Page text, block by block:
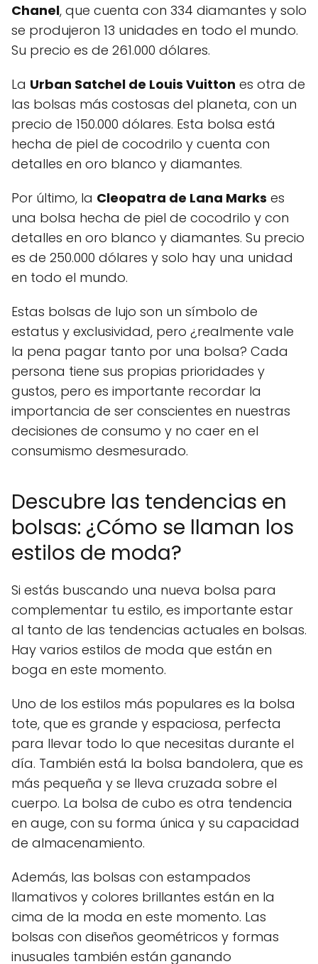
Chanel, que cuenta con 334 diamantes y solo
se produjeron 13 unidades en todo el mundo.
Su precio es de 261.000 dólares.
La Urban Satchel de Louis Vuitton es otra de
las bolsas más costosas del planeta, con un
precio de 150.000 dólares. Esta bolsa está
hecha de piel de cocodrilo y cuenta con
detalles en oro blanco y diamantes.
Por último, la Cleopatra de Lana Marks es
una bolsa hecha de piel de cocodrilo y con
detalles en oro blanco y diamantes. Su precio
es de 250.000 dólares y solo hay una unidad
en todo el mundo.
Estas bolsas de lujo son un símbolo de
estatus y exclusividad, pero ¿realmente vale
la pena pagar tanto por una bolsa? Cada
persona tiene sus propias prioridades y
gustos, pero es importante recordar la
importancia de ser conscientes en nuestras
decisiones de consumo y no caer en el
consumismo desmesurado.
Descubre las tendencias en
bolsas: ¿Cómo se llaman los
estilos de moda?
Si estás buscando una nueva bolsa para
complementar tu estilo, es importante estar
al tanto de las tendencias actuales en bolsas.
Hay varios estilos de moda que están en
boga en este momento.
Uno de los estilos más populares es la bolsa
tote, que es grande y espaciosa, perfecta
para llevar todo lo que necesitas durante el
día. También está la bolsa bandolera, que es
más pequeña y se lleva cruzada sobre el
cuerpo. La bolsa de cubo es otra tendencia
en auge, con su forma única y su capacidad
de almacenamiento.
Además, las bolsas con estampados
llamativos y colores brillantes están en la
cima de la moda en este momento. Las
bolsas con diseños geométricos y formas
inusuales también están ganando